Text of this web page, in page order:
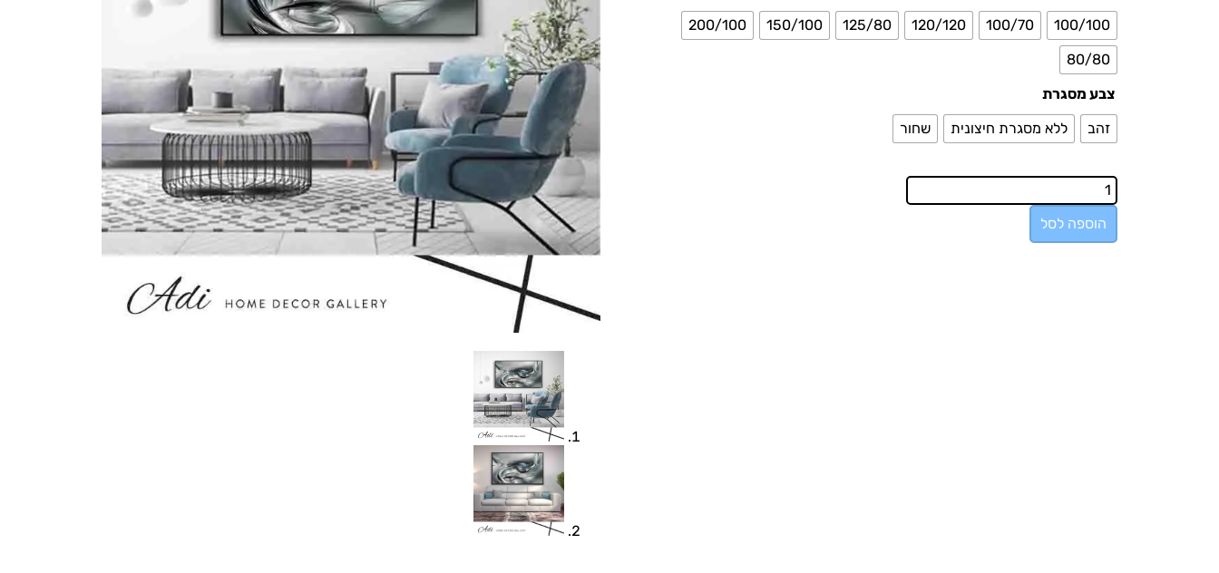
100/100
100/70
120/120
125/80
150/100
200/100
80/80
צבע מסגרת
זהב
ללא מסגרת חיצונית שחור
הוספה לסל